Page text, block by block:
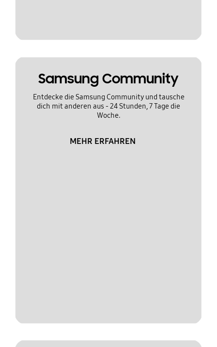
Samsung Community
Entdecke die Samsung Community und tausche
dich mit anderen aus - 24 Stunden, 7 Tage die
Woche.
MEHR ERFAHREN